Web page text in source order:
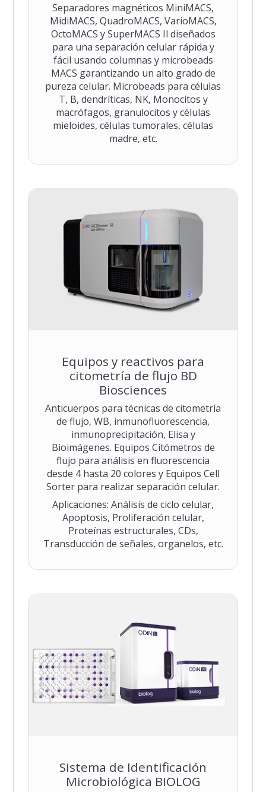
Separadores magnéticos MiniMACS,
MidiMACS, QuadroMACS, VarioMACS,
OctoMACS y SuperMACS Il diseñados
para una separación celular rápida y
fácil usando columnas y microbeads
MACS garantizando un alto grado de
pureza celular. Microbeads para células
T, B, dendríticas, NK, Monocitos y
macrófagos, granulocitos y células
mieloides, células tumorales, células
madre, etc.
Equipos y reactivos para
citometría de flujo BD
Biosciences
Anticuerpos para técnicas de citometría
de flujo, WB, inmunofluorescencia,
inmunoprecipitación, Elisa y
Bioimágenes. Equipos Citómetros de
flujo para análisis en fluorescencia
desde 4 hasta 20 colores y Equipos Cell
Sorter para realizar separación celular.
Aplicaciones: Análisis de ciclo celular,
Apoptosis, Proliferación celular,
Proteínas estructurales, CDs,
Transducción de señales, organelos, etc.
Sistema de Identificación
Microbiológica BIOLOG